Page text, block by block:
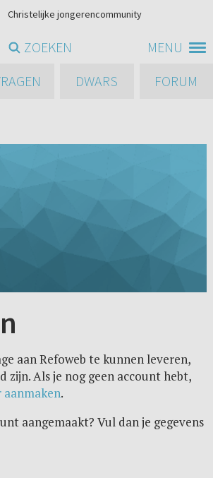
MENU
Christelijke jongerencommunity
ZOEKEN
DWARS FORUM
aan Refoweb te kunnen leveren,
zijn. Als je nog geen account hebt,
aanmaken.
aangemaakt? Vul dan je gegevens